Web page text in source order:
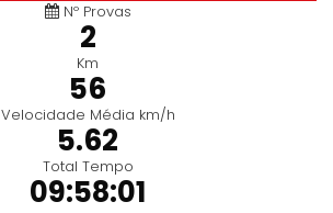
Nº Provas
2
Km
56
Velocidade Média km/h
5.62
Total Tempo
09:58:01